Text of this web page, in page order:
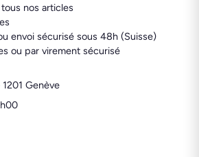
nos articles
envoi sécurisé sous 48h (Suisse)
ou par virement sécurisé
Genève